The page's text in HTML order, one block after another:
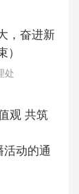
，奋进新
处
观 共筑
动的通